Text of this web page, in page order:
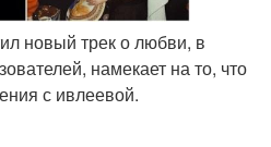
новый трек о любви, в
намекает на то, что
с ивлеевой.